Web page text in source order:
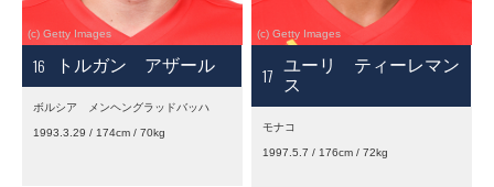
16 トルガン アザール
ボルシア メンヘングラッドバッハ
1993.3.29 / 174cm / 70kg
17 ユーリ ティーレマン
ス
モナコ
1997.5.7 / 176cm / 72kg